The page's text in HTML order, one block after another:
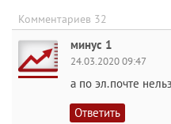
Комментариев 32
минус 1
24.03.2020 09:47
а по эл.почте
Ответить